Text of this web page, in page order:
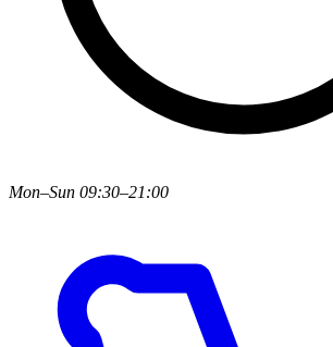
Mon–Sun 09:30–21:00